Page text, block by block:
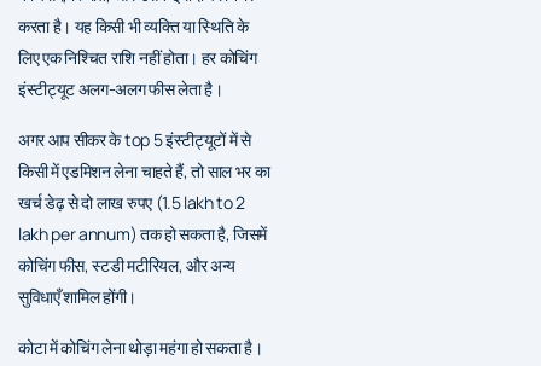
करता है। यह किसी भी व्यक्ति या स्थिति के
लिए एक निश्चित राशि नहीं होता। हर कोचिंग
इंस्टीट्यूट अलग-अलग फीस लेता है।
अगर आप सीकर के top 5 इंस्टीट्यूटों में से
किसी में एडमिशन लेना चाहते हैं, तो साल भर का
खर्च डेढ़ से दो लाख रुपए (1.5 lakh to 2
lakh per annum) तक हो सकता है, जिसमें
कोचिंग फीस, स्टडी मटीरियल, और अन्य
सुविधाएँ शामिल होंगी।
कोटा में कोचिंग लेना थोड़ा महंगा हो सकता है।